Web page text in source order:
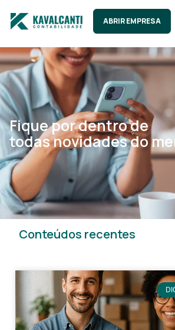
ABRIR EMPRESA
Fique por dentro de
todas novidades do
Conteúdos recentes